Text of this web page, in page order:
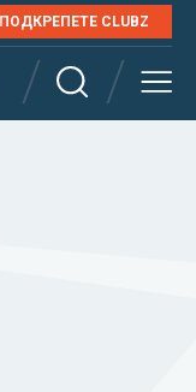
ПОДКРЕПЕТЕ CLUBZ